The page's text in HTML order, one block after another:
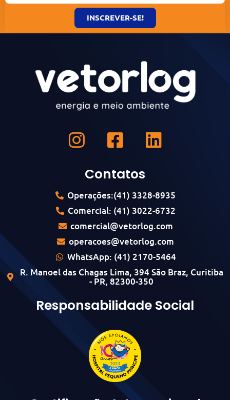
INSCREVER-SE!
Contatos
Operações:(41) 3328-8935
Comercial: (41) 3022-6732
comercial@vetorlog.com
operacoes@vetorlog.com
WhatsApp: (41) 2170-5464
R. Manoel das Chagas Lima, 394 São Braz, Curitiba
- PR, 82300-350
Responsabilidade Social